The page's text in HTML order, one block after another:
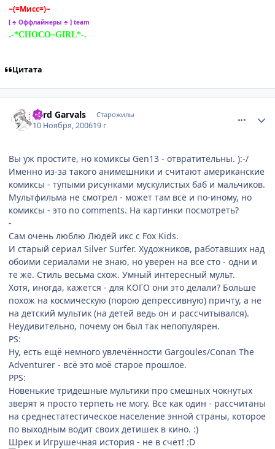
~(=Мисс=)~
[ ♣ Оффлайнеры ♣ ] team
.-*CHOCO~GIRL*-.
Цитата
Lord Garvals Старожилы
10 Ноября, 200619 г
Вы уж простите, но комиксы Gen13 - отвратительны. ):-/
Именно из-за такого анимешники и считают американские
комиксы - тупыми рисунками мускулистых баб и мальчиков.
Мультфильма не смотрел - может там всё и по-иному, но
комиксы - это no comments. На картинки посмотреть?
-
Сам очень люблю Людей икс с Fox Kids.
И старый сериал Silver Surfer. Художников, работавших над
обоими сериалами не знаю, но уверен на все сто - одни и
те же. Стиль весьма схож. Умный интересный мульт.
Хотя, иногда, кажется - для КОГО они это делали? Больше
похож на космическую (порою депрессивную) причту, а не
на детский мультик (на детей ведь он и рассчитывался).
Неудивительно, почему он был так непопулярен.
PS:
Ну, есть ещё немного увлечённости Gargoules/Conan The
Adventurer - всё это моё старое прошлое.
PPS:
Новенькие тридешные мультики про смешных чокнутых
зверят я просто терпеть не могу. Все как один - рассчитаны
на среднестатестическое население энной страны, которое
по выходным водит своих детишек в кино. :)
Шрек и Игрушечная история - не в счёт! :D